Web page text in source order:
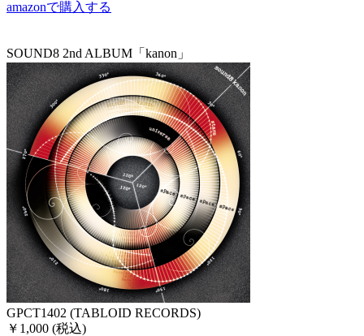
amazonで購入する
SOUND8 2nd ALBUM「kanon」
GPCT1402 (TABLOID RECORDS)
￥1,000 (税込)